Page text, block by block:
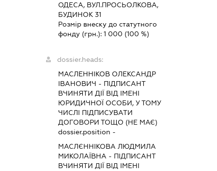
ОДЕСА, ВУЛ.ПРОСЬОЛКОВА,
БУДИНОК 31
Розмір внеску до статутного
фонду (грн.):1 000 (100 %)
dossier.heads:
МАСЛЕННІКОВ ОЛЕКСАНДР
ІВАНОВИЧ - ПІДПИСАНТ
ВЧИНЯТИ ДІЇ ВІД ІМЕНІ
ЮРИДИЧНОЇ ОСОБИ, У ТОМУ
ЧИСЛІ ПІДПИСУВАТИ
ДОГОВОРИ ТОЩО (НЕ МАЄ)
dossier.position -
МАСЛЄННІКОВА ЛЮДМИЛА
МИКОЛАЇВНА - ПІДПИСАНТ
ВЧИНЯТИ ДІЇ ВІД ІМЕНІ